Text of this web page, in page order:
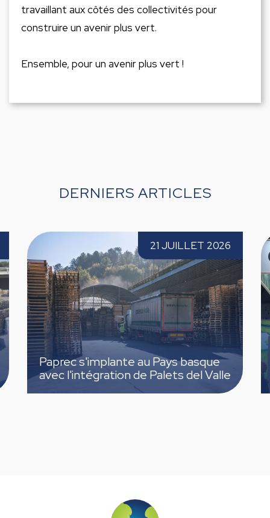
travaillant aux côtés des collectivités pour
construire un avenir plus vert.
Ensemble, pour un avenir plus vert !
DERNIERS ARTICLES
au Pays basque avec
de Palets del Valle
21 JUILLET 2026
s'implante au Pays basque
de Palets del Valle
Paprec
pour la
Paprec
2026 pour